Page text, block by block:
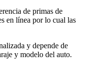
de primas de
en línea por lo cual las
y depende de
y modelo del auto.